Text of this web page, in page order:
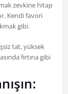
zevkine hitap
Kendi favori
gibi.
tat, yüksek
fırtına gibi